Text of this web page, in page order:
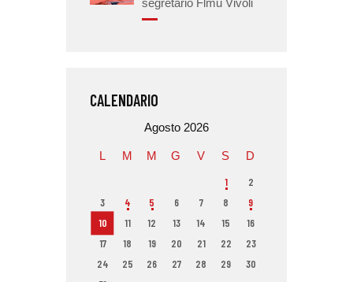
CALENDARIO
Agosto 2026
L M M G V S D
1
2
3
4 5 6 7 8
9
10
11 12 13 14 15
16
17
18 19 20 21 22
23
24
25 26 27 28 29
30